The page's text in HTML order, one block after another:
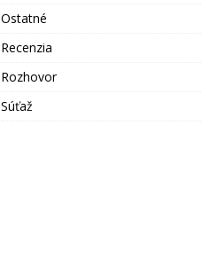
Ostatné
Recenzia
Rozhovor
Súťaž